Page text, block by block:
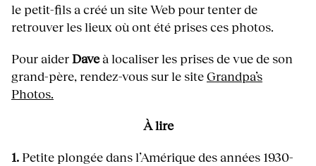
le petit-fils a créé un site Web pour tenter de
retrouver les lieux où ont été prises ces photos.
Pour aiderDaveà localiser les prises de vue de son
grand-père, rendez-vous sur le siteGrandpa’s
Photos.
À lire
1. Petite plongée dans l’Amérique des années 1930-